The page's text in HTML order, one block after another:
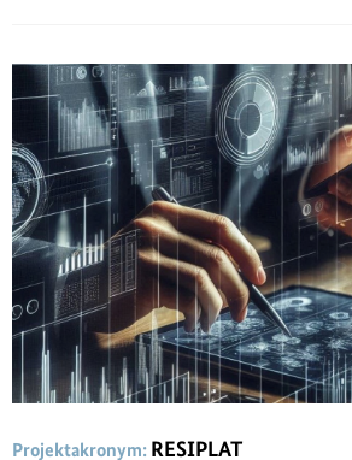
Projektakronym: RESIPLAT